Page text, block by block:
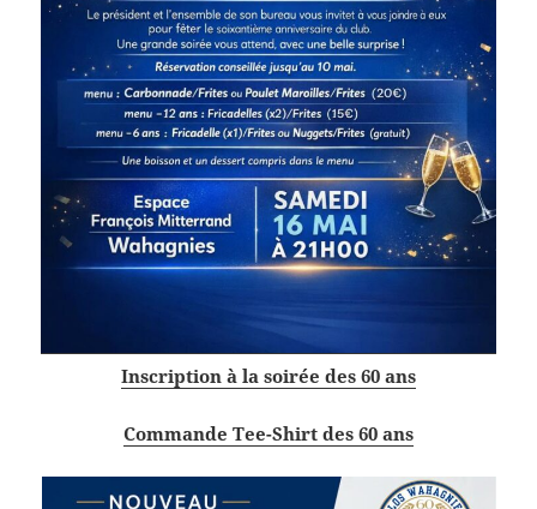
Inscription à la soirée des 60 ans
Commande Tee-Shirt des 60 ans